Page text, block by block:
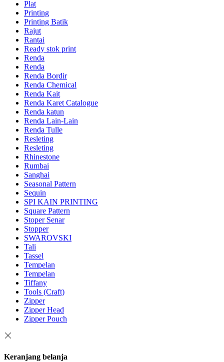
Plat
Printing
Printing Batik
Rajut
Rantai
Ready stok print
Renda
Renda
Renda Bordir
Renda Chemical
Renda Kait
Renda Karet Catalogue
Renda katun
Renda Lain-Lain
Renda Tulle
Resleting
Resleting
Rhinestone
Rumbai
Sanghai
Seasonal Pattern
Sequin
SPI KAIN PRINTING
Square Pattern
Stoper Senar
Stopper
SWAROVSKI
Tali
Tassel
Tempelan
Tempelan
Tiffany
Tools (Craft)
Zipper
Zipper Head
Zipper Pouch
Keranjang belanja